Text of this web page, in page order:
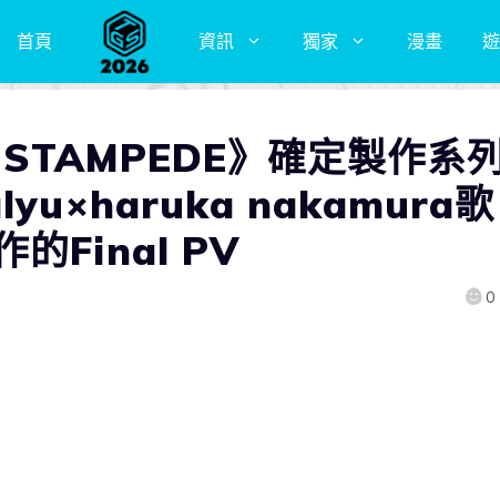
首頁 資訊 獨家 漫畫
》確定製作系
nakamura歌
的Final PV
0